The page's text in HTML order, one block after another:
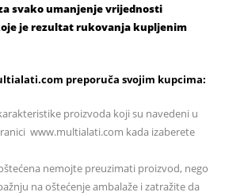
svako umanjenje vrijednosti
je rezultat rukovanja kupljenim
preporuča svojim kupcima:
proizvoda koji su navedeni u
www.multialati.com kada izaberete
nemojte preuzimati proizvod, nego
na oštećenje ambalaže i zatražite da